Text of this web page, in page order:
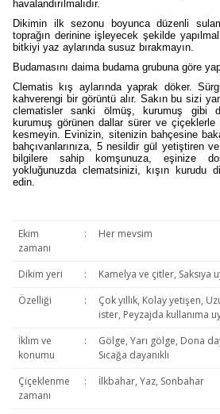
havalandırılmalıdır.
Dikimin ilk sezonu boyunca düzenli
toprağın derinine işleyecek şekilde
bitkiyi yaz aylarında susuz bırakmayın.
Budamasını daima budama grubuna göre
Clematis kış aylarında yaprak döker.
kahverengi bir görüntü alır. Sakın bu sizi
clematisler sanki ölmüş, kurumuş gibi
kurumuş görünen dallar sürer ve
kesmeyin. Evinizin, sitenizin bahçesine
bahçıvanlarınıza, 5 nesildir gül yetiştiren
bilgilere sahip komşunuza, eşinize
yokluğunuzda clematsinizi, kışın kurudu
edin.
Ekim
zamanı
: Her mevsim
Dikim yeri :
Kamelya ve çitler, Saksıya
Özelliği
:
Çok yıllık, Kolay yetişen,
ister, Peyzajda kullanıma
İklim ve
konumu
:
Gölge, Yarı gölge, Dona
Sıcağa dayanıklı
Çiçeklenme
zamanı
: İlkbahar, Yaz, Sonbahar